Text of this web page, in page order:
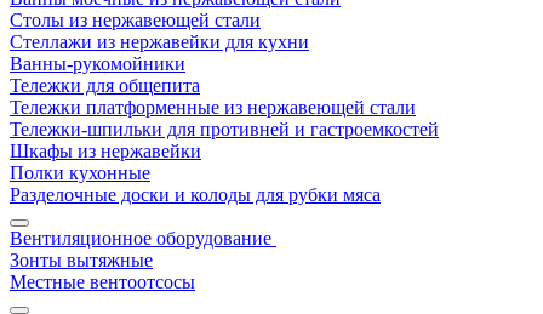
Столы из нержавеющей стали
Стеллажи из нержавейки для кухни
Ванны-рукомойники
Тележки для общепита
Тележки платформенные из нержавеющей стали
Тележки-шпильки для противней и гастроемкостей
Шкафы из нержавейки
Полки кухонные
Разделочные доски и колоды для рубки мяса
Вентиляционное оборудование
Зонты вытяжные
Местные вентоотсосы